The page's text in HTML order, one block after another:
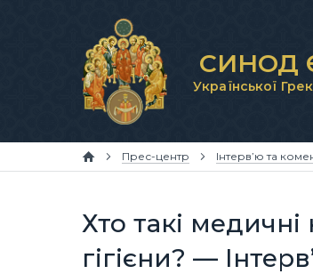
СИНОД
Української
Прес-центр Інтерв’ю та
Хто такі
гігієни? —